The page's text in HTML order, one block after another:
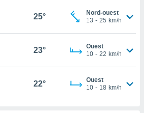
25°
Nord-ouest
13 - 25 km/h
23°
Ouest
10 - 22 km/h
22°
Ouest
10 - 18 km/h